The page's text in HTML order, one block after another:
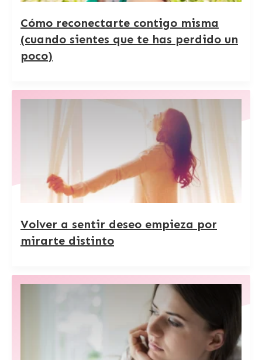
Cómo reconectarte contigo misma
(cuando sientes que te has perdido un
poco)
Volver a sentir deseo empieza por
mirarte distinto